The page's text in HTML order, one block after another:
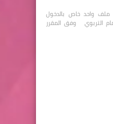
في ملف واحد خاص بالدخول
موقع همام التربوي وفق المقرر